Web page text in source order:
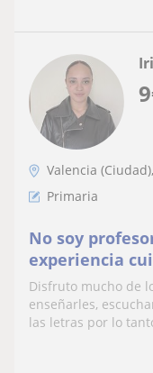
9
Valencia
Primaria
No soy
experiencia
Puedo
con ellos
Disfruto mucho de
enseñarles,
las letras por lo